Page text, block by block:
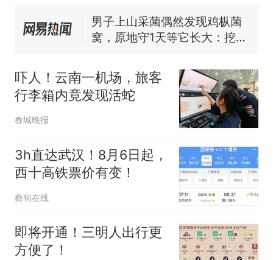
140多朵
美国渔民钓获鲨鱼徒手将其拽
回大海 目击者直呼震惊 （视频
官方通报
热
那个在床头放菜刀的女孩，
因老师一句“跟我回家”改写了
吓人！云南一机场，旅客
行李箱内竟发现活蛇
春城晚报
3h直达武汉！8月6日起，
西十高铁票价有变！
蔡甸在线
即将开通！三明人出行更
方便了！